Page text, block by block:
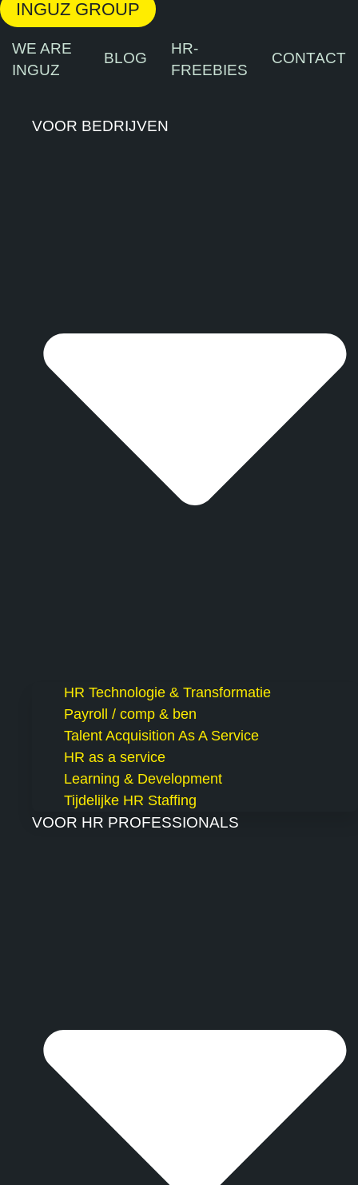
INGUZ GROUP
WE ARE
INGUZ
BLOG
HR-
FREEBIES
CONTACT
VOOR BEDRIJVEN
HR Technologie & Transformatie
Payroll / comp & ben
Talent Acquisition As A Service
HR as a service
Learning & Development
Tijdelijke HR Staffing
VOOR HR PROFESSIONALS